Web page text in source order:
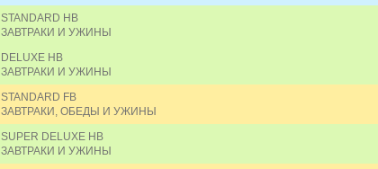
STANDARD HB
ЗАВТРАКИ И УЖИНЫ
DELUXE HB
ЗАВТРАКИ И УЖИНЫ
STANDARD FB
ЗАВТРАКИ, ОБЕДЫ И УЖИНЫ
SUPER DELUXE HB
ЗАВТРАКИ И УЖИНЫ